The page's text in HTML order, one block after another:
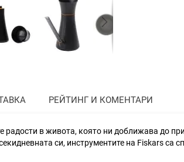
радости в живота, която ни доближава до
си, инструментите на Fiskars са
РЕЙТИНГ И КОМЕНТАРИ